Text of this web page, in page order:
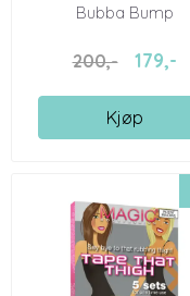
Bubba Bump
200,- 179,-
Kjøp